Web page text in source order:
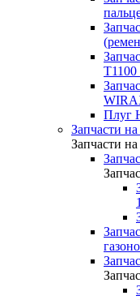
T1100
Плуг
Запчасти
Запчасти